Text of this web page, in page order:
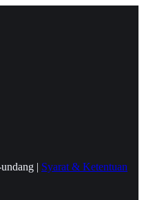
| Syarat & Ketentuan